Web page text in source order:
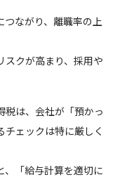
つながり、離職率の上
スクが高まり、採用や
税は、会社が「預かっ
ェックは特に厳しく
、「給与計算を適切に